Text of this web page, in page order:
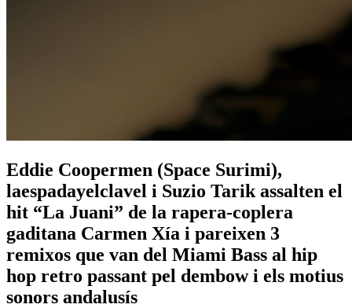
Eddie Coopermen (Space Surimi),
laespadayelclavel i Suzio Tarik assalten el
hit “La Juani” de la rapera-coplera
gaditana Carmen Xía i pareixen 3
remixos que van del Miami Bass al hip
hop retro passant pel dembow i els motius
sonors andalusís